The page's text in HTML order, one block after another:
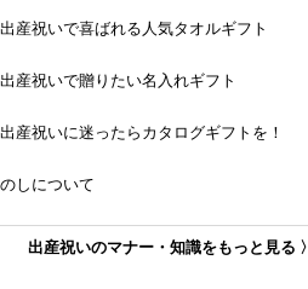
出産祝いで喜ばれる人気タオルギフト
出産祝いで贈りたい名入れギフト
出産祝いに迷ったらカタログギフトを！
のしについて
出産祝いのマナー・知識をもっと見る 〉